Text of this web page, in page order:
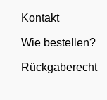
Kontakt
Wie bestellen?
Rückgaberecht